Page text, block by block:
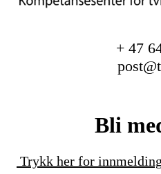
+ 47
Bli
Trykk her for innmelding